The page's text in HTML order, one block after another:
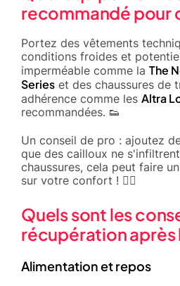
recommandé pour
Portez des vêtements
conditions froides et
imperméable comme la The
Series et des chaussures de
adhérence comme les Altra
recommandées. 👟
Un conseil de pro : ajoutez
que des cailloux ne
chaussures, cela peut faire
sur votre confort ! 🏃‍♂️
Quels sont les
récupération après
Alimentation et repos